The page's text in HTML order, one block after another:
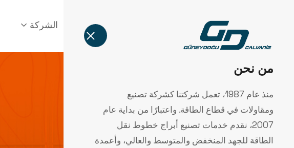
الرئيسية الشركة
من نحن
منذ عام 1987، تعمل شركتنا كشركة تصنيع
ومقاولات في قطاع الطاقة. واعتبارًا من بداية عام
2007، نقدم خدمات تصنيع أبراج خطوط نقل
الطاقة للجهد المنخفض والمتوسط والعالي، وأعمدة